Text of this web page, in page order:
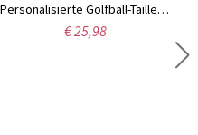
Personalisierte Golfball-Taillentasche mit Namen, personalisierte Golfballhülle aus Leder, Tragetasche für Golfbälle und Tees, Golfgeschenk für Vater/Freund/Bräutigam
€ 25,98